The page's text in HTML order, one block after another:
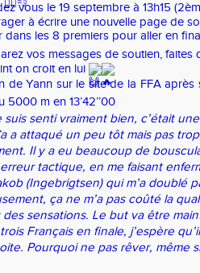
vous le 19 septembre à 13h15
à écrire une nouvelle page de
dans les 8 premiers pour aller en
vos messages de soutien, faites
on croit en lui
de Yann sur le site de la FFA
5000 m en 13’42’’00
suis senti vraiment bien, c’était
a attaqué un peu tôt mais pas
Il y a eu beaucoup de
tactique, en me faisant
(Ingebrigtsen) qui m’a doublé
ça ne m’a pas coûté la
des sensations. Le but va être
Français en finale, j’espère
Pourquoi ne pas rêver, même